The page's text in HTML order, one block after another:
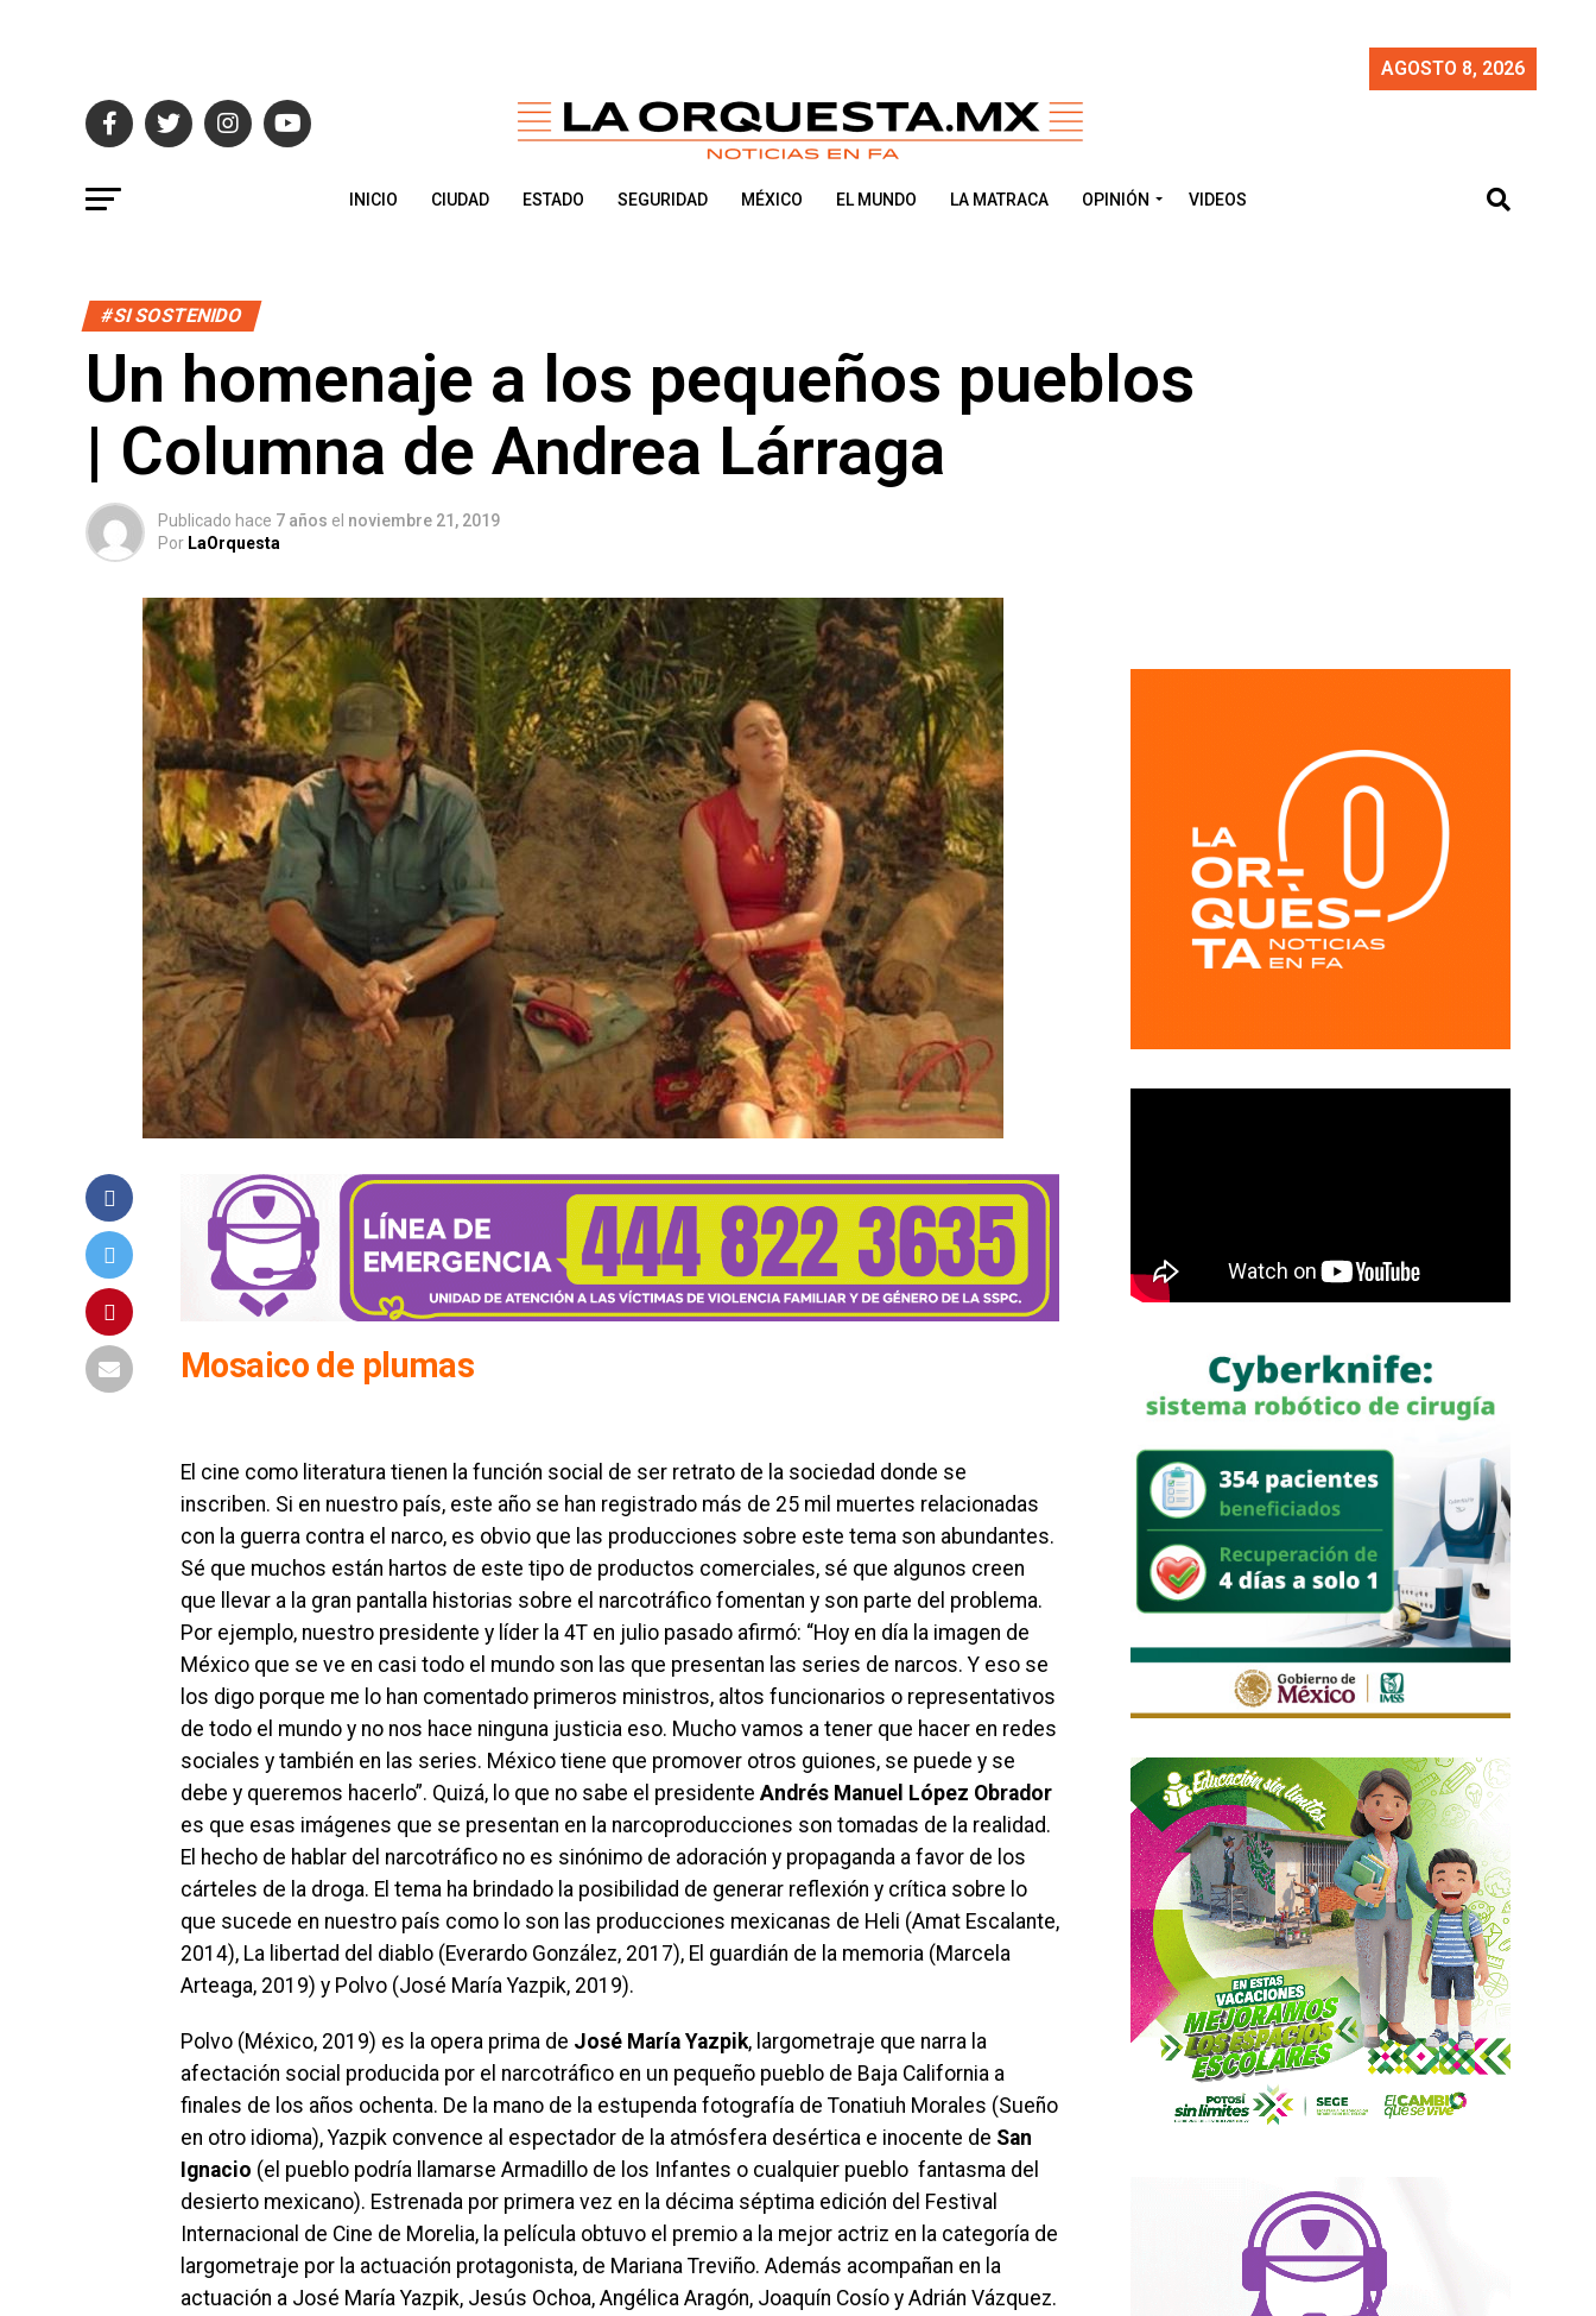
AGOSTO 8, 2026
INICIO CIUDAD ESTADO SEGURIDAD MÉXICO EL MUNDO LA MATRACA OPINIÓN VIDEOS
#SI SOSTENIDO
Un homenaje a los pequeños pueblos
| Columna de Andrea Lárraga
Publicado hace 7 años el noviembre 21, 2019
Por LaOrquesta
Mosaico de plumas
El cine como literatura tienen la función social de ser retrato de la sociedad donde se
inscriben. Si en nuestro país, este año se han registrado más de 25 mil muertes relacionadas
con la guerra contra el narco, es obvio que las producciones sobre este tema son abundantes.
Sé que muchos están hartos de este tipo de productos comerciales, sé que algunos creen
que llevar a la gran pantalla historias sobre el narcotráfico fomentan y son parte del problema.
Por ejemplo, nuestro presidente y líder la 4T en julio pasado afirmó: “Hoy en día la imagen de
México que se ve en casi todo el mundo son las que presentan las series de narcos. Y eso se
los digo porque me lo han comentado primeros ministros, altos funcionarios o representativos
de todo el mundo y no nos hace ninguna justicia eso. Mucho vamos a tener que hacer en redes
sociales y también en las series. México tiene que promover otros guiones, se puede y se
debe y queremos hacerlo”. Quizá, lo que no sabe el presidente Andrés Manuel López Obrador
es que esas imágenes que se presentan en la narcoproducciones son tomadas de la realidad.
El hecho de hablar del narcotráfico no es sinónimo de adoración y propaganda a favor de los
cárteles de la droga. El tema ha brindado la posibilidad de generar reflexión y crítica sobre lo
que sucede en nuestro país como lo son las producciones mexicanas de Heli (Amat Escalante,
2014), La libertad del diablo (Everardo González, 2017), El guardián de la memoria (Marcela
Arteaga, 2019) y Polvo (José María Yazpik, 2019).
Polvo (México, 2019) es la opera prima de José María Yazpik, largometraje que narra la
afectación social producida por el narcotráfico en un pequeño pueblo de Baja California a
finales de los años ochenta. De la mano de la estupenda fotografía de Tonatiuh Morales (Sueño
en otro idioma), Yazpik convence al espectador de la atmósfera desértica e inocente de San
Ignacio (el pueblo podría llamarse Armadillo de los Infantes o cualquier pueblo fantasma del
desierto mexicano). Estrenada por primera vez en la décima séptima edición del Festival
Internacional de Cine de Morelia, la película obtuvo el premio a la mejor actriz en la categoría de
largometraje por la actuación protagonista, de Mariana Treviño. Además acompañan en la
actuación a José María Yazpik, Jesús Ochoa, Angélica Aragón, Joaquín Cosío y Adrián Vázquez.